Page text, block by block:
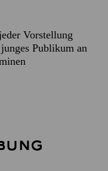
Vorstellung
Publikum an